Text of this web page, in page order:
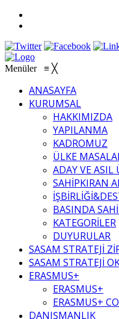
Menüler ≡ ╳
ANASAYFA
KURUMSAL
HAKKIMIZDA
YAPILANMA
KADROMUZ
ÜLKE
ADAY VE
SAHİPKIRAN
BASINDA
KATEGORİLER
DUYURULAR
SASAM STRATEJİ
SASAM STRATEJİ
ERASMUS+
ERASMUS+
ERASMUS+
DANIŞMANLIK